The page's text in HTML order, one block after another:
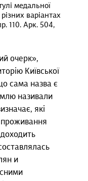
медальної
варіантах
110. Арк. 504,
очерк»,
Київської
сама назва є
називали
які
проживання
доходить
и